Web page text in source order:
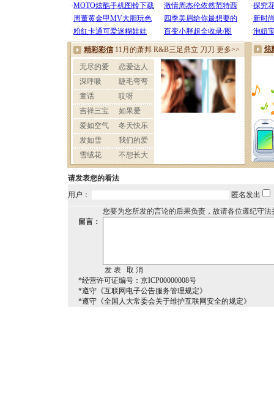
请发表您的看法
用户：
匿名发出
您要为您所发的言论的后果负责，故请各位遵纪守
留言：
*经营许可证编号：京ICP00000008号
*遵守《互联网电子公告服务管理规定》
*遵守《全国人大常委会关于维护互联网安全的规定》